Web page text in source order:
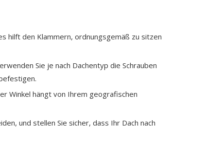
hilft den Klammern, ordnungsgemäß zu sitzen
Sie je nach Dachentyp die Schrauben
Winkel hängt von Ihrem geografischen
und stellen Sie sicher, dass Ihr Dach nach